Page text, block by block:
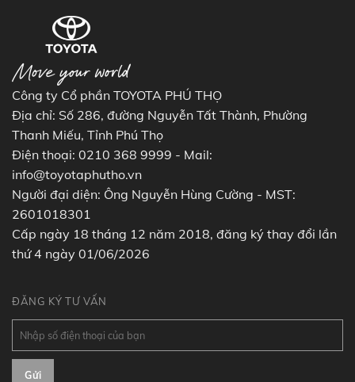
Công ty Cổ phần TOYOTA PHÚ THỌ
Địa chỉ: Số 286, đường Nguyễn Tất Thành, Phường
Thanh Miếu, Tỉnh Phú Thọ
Điện thoại: 0210 368 9999 - Mail:
info@toyotaphutho.vn
Người đại diện: Ông Nguyễn Hùng Cường - MST:
2601018301
Cấp ngày 18 tháng 12 năm 2018, đăng ký thay đổi lần
thứ 4 ngày 01/06/2026
ĐĂNG KÝ TƯ VẤN